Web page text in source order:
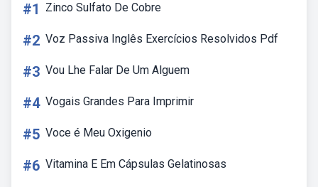
#1 Zinco Sulfato De Cobre
#2 Voz Passiva Inglês Exercícios Resolvidos Pdf
#3 Vou Lhe Falar De Um Alguem
#4 Vogais Grandes Para Imprimir
#5 Voce é Meu Oxigenio
#6 Vitamina E Em Cápsulas Gelatinosas